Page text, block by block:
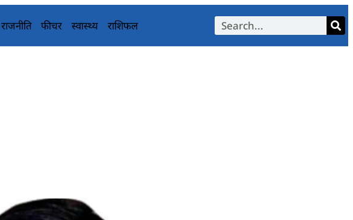
राजनीति फीचर स्वास्थ्य राशिफल